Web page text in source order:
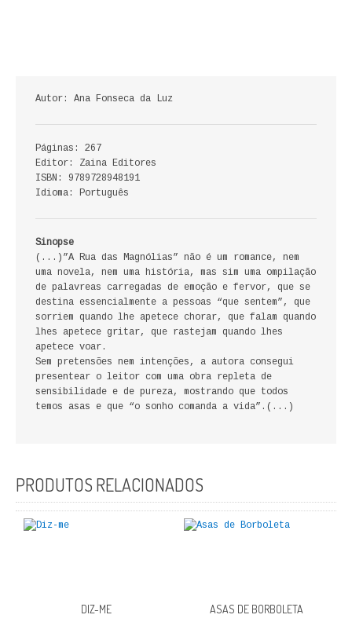
ENSINO
ANÁLISE DA ACÇÃO EDUCATIVA
COLEÇÃO PONTO E VÍRGULA
HISTÓRIA
HISTÓRIA DE PORTUGAL
PRÉ-HISTÓRIA
LITERATURA
REVISTA DEDALUS
Autor: Ana Fonseca da Luz
Páginas: 267
Editor: Zaina Editores
ISBN: 9789728948191
Idioma: Português
Sinopse
(...)”A Rua das Magnólias” não é um romance, nem
uma novela, nem uma história, mas sim uma ompilação
de palavreas carregadas de emoção e fervor, que se
destina essencialmente a pessoas “que sentem”, que
sorriem quando lhe apetece chorar, que falam quando
lhes apetece gritar, que rastejam quando lhes
apetece voar.
Sem pretensões nem intenções, a autora consegui
presentear o leitor com uma obra repleta de
sensibilidade e de pureza, mostrando que todos
temos asas e que “o sonho comanda a vida”.(...)
PRODUTOS RELACIONADOS
DIZ-ME ASAS DE BORBOLETA